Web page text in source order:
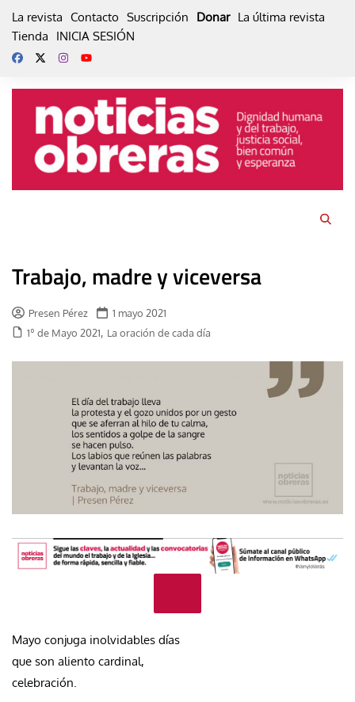
La revista Contacto Suscripción Donar La última revista
Tienda
INICIA SESIÓN
Trabajo, madre y viceversa
Presen Pérez
1 mayo 2021
1º de Mayo 2021, La oración de cada día
Mayo conjuga inolvidables días
que son aliento cardinal,
celebración.